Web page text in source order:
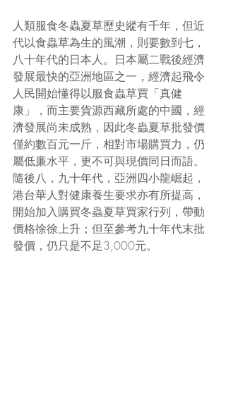
人類服食冬蟲夏草歷史縱有千年，但近
代以食蟲草為生的風潮，則要數到七，
八十年代的日本人。日本屬二戰後經濟
發展最快的亞洲地區之一，經濟起飛令
人民開始懂得以服食蟲草買「真健
康」，而主要貨源西藏所處的中國，經
濟發展尚未成熟，因此冬蟲夏草批發價
僅約數百元一斤，相對市場購買力，仍
屬低廉水平，更不可與現價同日而語。
隨後八，九十年代，亞洲四小龍崛起，
港台華人對健康養生要求亦有所提高，
開始加入購買冬蟲夏草買家行列，帶動
價格徐徐上升；但至參考九十年代末批
發價，仍只是不足3,000元。